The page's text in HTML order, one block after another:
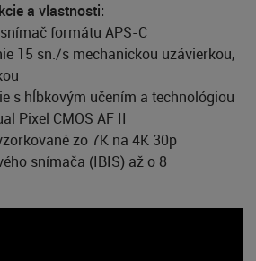
a vlastnosti:
formátu APS-C
15 sn./s mechanickou uzávierkou,
s hĺbkovým učením a technológiou
Pixel CMOS AF II
zo 7K na 4K 30p
snímača (IBIS) až o 8